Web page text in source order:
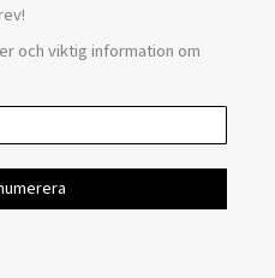
och viktig information om